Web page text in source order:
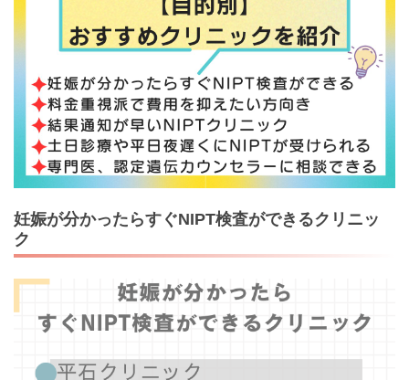
妊娠が分かったらすぐNIPT検査ができるクリニッ
ク